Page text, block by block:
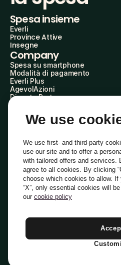
Spesa insieme
Everli
Province Attive
Insegne
Company
Spesa su smartphone
Modalità di pagamento
Everli Plus
AgevolAzioni
Diventa Partner
Everli Shoppers
About Us
Everli News
Domande frequenti
Lavora con noi
Diventa Shopper
Investitori
PrivacyCookie
Termini e
Indirizzo PEC: everli@pec.it -
We use
We use first- and third-party
use our site and to offer a
with tailored offers and services.
agree to all cookies. By clicking
choose which cookies to allow.
“X”, only essential cookies will
our cookie policy